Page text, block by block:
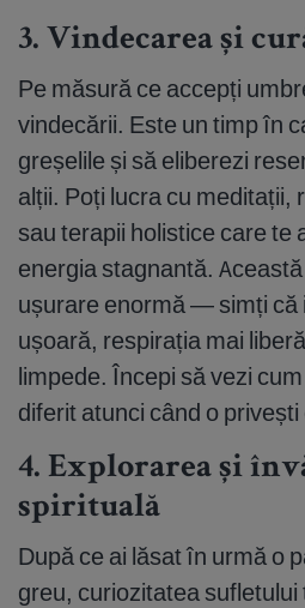
3. Vindecarea și
Pe măsură ce accepți
vindecării. Este un timp în
greșelile și să eliberezi
alții. Poți lucra cu meditații,
sau terapii holistice care te
energia stagnantă.
ușurare enormă — simți că
ușoară, respirația mai
limpede. Începi să vezi
diferit atunci când o privești
4. Explorarea și
spirituală
După ce ai lăsat în urmă o
greu, curiozitatea